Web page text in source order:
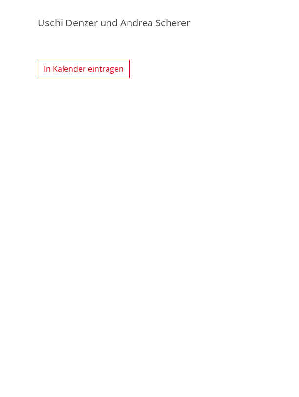
Uschi Denzer und Andrea Scherer
In Kalender eintragen